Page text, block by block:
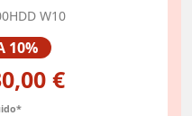
W10
10%
€